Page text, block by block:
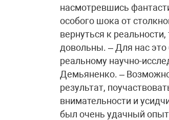
насмотревшись
особого шока от
вернуться к
довольны. – Для нас
реальному научно-
Демьяненко. –
результат,
внимательности и
был очень удачный